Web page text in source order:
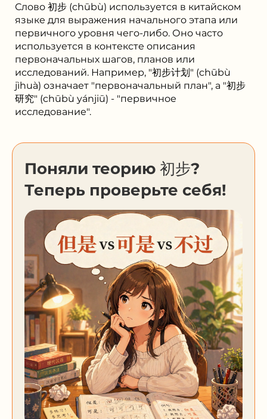
Слово 初步 (chūbù) используется в китайском
языке для выражения начального этапа или
первичного уровня чего-либо. Оно часто
используется в контексте описания
первоначальных шагов, планов или
исследований. Например, "初步计划" (chūbù
jìhuà) означает "первоначальный план", а "初步
研究" (chūbù yánjiū) - "первичное
исследование".
Поняли теорию 初步?
Теперь проверьте себя!